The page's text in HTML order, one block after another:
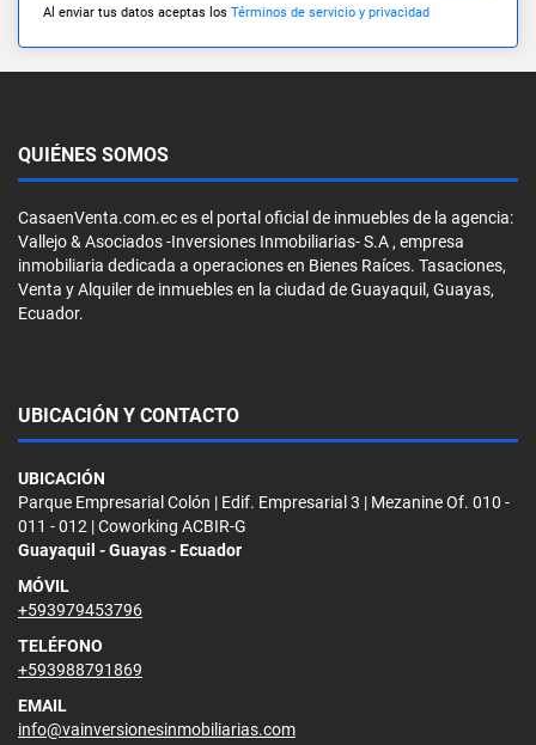
Al enviar tus datos aceptas los Términos de servicio y privacidad
QUIÉNES SOMOS
CasaenVenta.com.ec es el portal oficial de inmuebles de la agencia:
Vallejo & Asociados -Inversiones Inmobiliarias- S.A , empresa
inmobiliaria dedicada a operaciones en Bienes Raíces. Tasaciones,
Venta y Alquiler de inmuebles en la ciudad de Guayaquil, Guayas,
Ecuador.
UBICACIÓN Y CONTACTO
UBICACIÓN
Parque Empresarial Colón | Edif. Empresarial 3 | Mezanine Of. 010 -
011 - 012 | Coworking ACBIR-G
Guayaquil - Guayas - Ecuador
MÓVIL
+593979453796
TELÉFONO
+593988791869
EMAIL
info@vainversionesinmobiliarias.com